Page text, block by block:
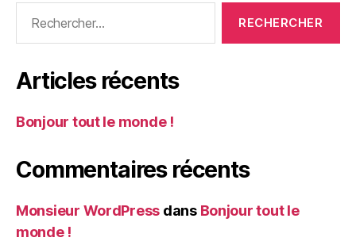
Articles récents
Bonjour tout le monde !
Commentaires récents
Monsieur WordPress dans Bonjour tout le
monde !